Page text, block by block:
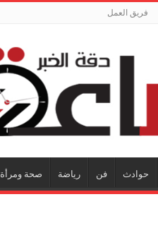
فريق العمل
حوادث فن رياضة صحة ومرأة